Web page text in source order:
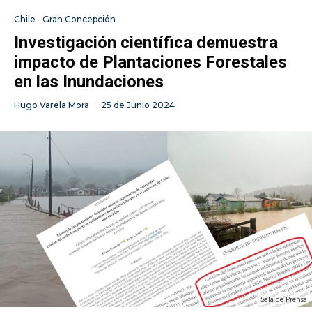
Chile Gran Concepción
Investigación científica demuestra
impacto de Plantaciones Forestales
en las Inundaciones
Hugo Varela Mora · 25 de Junio 2024
Sala de Prensa